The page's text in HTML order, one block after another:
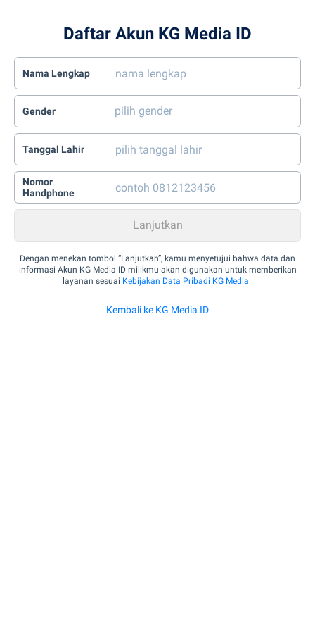
Daftar Akun KG Media ID
Nama Lengkap
Gender
Tanggal Lahir
Nomor
Handphone
Dengan menekan tombol “Lanjutkan”, kamu menyetujui bahwa data dan
informasi Akun KG Media ID milikmu akan digunakan untuk memberikan
layanan sesuai Kebijakan Data Pribadi KG Media .
Kembali ke KG Media ID